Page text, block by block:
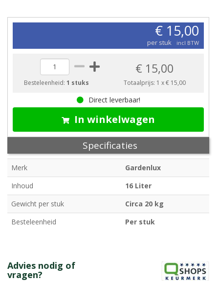
€ 15,00
per stuk incl BTW
Besteleenheid:1 stuks
€ 15,00
Totaalprijs: 1 x€ 15,00
Direct leverbaar!
In winkelwagen
Specificaties
Merk
Gardenlux
Inhoud
16 Liter
Gewicht per stuk
Circa 20 kg
Besteleenheid
Per stuk
Advies nodig of
vragen?